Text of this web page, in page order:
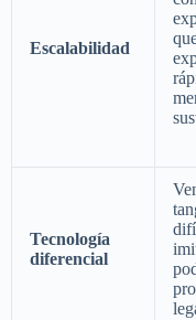
Escalabilidad
Tecnología
diferencial